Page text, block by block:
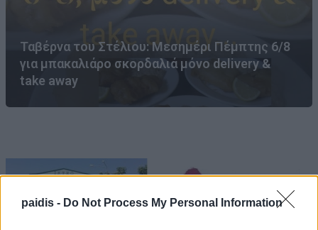
paidis - Do Not Process My Personal Information
Ταβέρνα του Στέλιου: Μεσημέρι Πέμπτης 6/8
για μπακαλιάρο σκορδαλιά μόνο delivery &
take away